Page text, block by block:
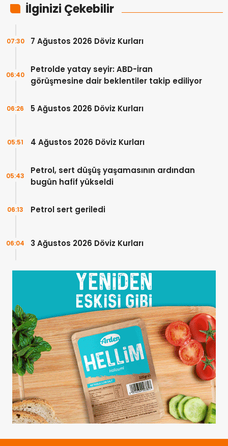
İlginizi Çekebilir
7 Ağustos 2026 Döviz Kurları
07:30
Petrolde yatay seyir: ABD-İran
görüşmesine dair beklentiler takip ediliyor
06:40
5 Ağustos 2026 Döviz Kurları
06:26
4 Ağustos 2026 Döviz Kurları
05:51
Petrol, sert düşüş yaşamasının ardından
bugün hafif yükseldi
05:43
Petrol sert geriledi
06:13
3 Ağustos 2026 Döviz Kurları
06:04